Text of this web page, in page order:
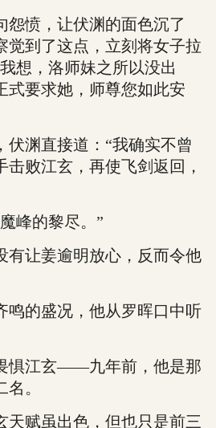
愤，让伏渊的面色沉了
觉到了这点，立刻将女子拉
想，洛师妹之所以没出
式要求她，师尊您如此安
渊直接道：“我确实不曾
败江玄，再使飞剑返回，
峰的黎尽。”
让姜逾明放心，反而令他
的盛况，他从罗晖口中听
江玄——九年前，他是那
。
赋虽出色，但也只是前三